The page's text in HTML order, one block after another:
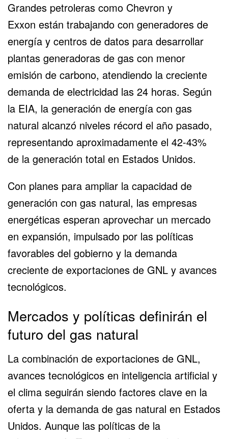
Grandes petroleras como Chevron y
Exxon están trabajando con generadores de
energía y centros de datos para desarrollar
plantas generadoras de gas con menor
emisión de carbono, atendiendo la creciente
demanda de electricidad las 24 horas. Según
la EIA, la generación de energía con gas
natural alcanzó niveles récord el año pasado,
representando aproximadamente el 42-43%
de la generación total en Estados Unidos.
Con planes para ampliar la capacidad de
generación con gas natural, las empresas
energéticas esperan aprovechar un mercado
en expansión, impulsado por las políticas
favorables del gobierno y la demanda
creciente de exportaciones de GNL y avances
tecnológicos.
Mercados y políticas definirán el
futuro del gas natural
La combinación de exportaciones de GNL,
avances tecnológicos en inteligencia artificial y
el clima seguirán siendo factores clave en la
oferta y la demanda de gas natural en Estados
Unidos. Aunque las políticas de la